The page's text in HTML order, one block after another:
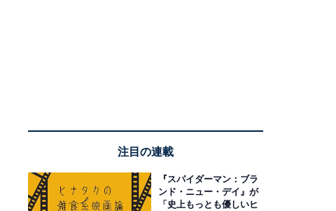
注目の連載
『スパイダーマン：ブラ
ンド・ニュー・デイ』が
「史上もっとも優しいヒ